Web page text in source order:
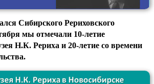
Сибирского Рериховского
мы отмечали 10-летие
Н.К. Рериха и 20-летие со времени